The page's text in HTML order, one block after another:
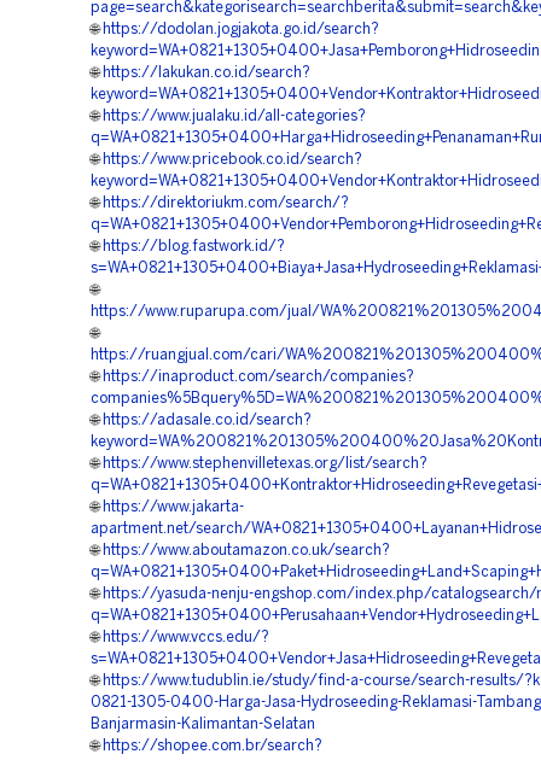
🌐 https://dodolan.jogjakota.go.id/search?
🌐 https://lakukan.co.id/search?
🌐 https://www.jualaku.id/all-categories?
🌐 https://www.pricebook.co.id/search?
🌐 https://direktoriukm.com/search/?
🌐 https://blog.fastwork.id/?
🌐
https://www.ruparupa.com/jual/
🌐
https://ruangjual.com/cari/
🌐 https://inaproduct.com/search/companies?
🌐 https://adasale.co.id/search?
🌐 https://www.stephenvilletexas.org/list/search?
🌐 https://www.jakarta-
apartment.net/search/
🌐 https://www.aboutamazon.co.uk/search?
🌐 https://yasuda-nenju-engshop.com/index.php/
🌐 https://www.vccs.edu/?
🌐 https://www.tudublin.ie/study/find-a-course/search-results/
0821-1305-0400-Harga-Jasa-Hydroseeding-Reklamasi-
Banjarmasin-Kalimantan-Selatan
🌐 https://shopee.com.br/search?